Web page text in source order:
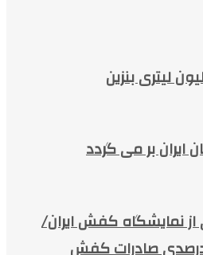
ایران بر می گردد
خارجی از نمایشگاه کفش ایران/